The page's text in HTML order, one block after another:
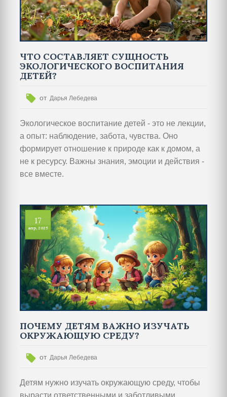
ЧТО СОСТАВЛЯЕТ СУЩНОСТЬ
ЭКОЛОГИЧЕСКОГО ВОСПИТАНИЯ
ДЕТЕЙ?
от Дарья Лебедева
Экологическое воспитание детей - это не лекции,
а опыт: наблюдение, забота, чувства. Оно
формирует отношение к природе как к домом, а
не к ресурсу. Важны знания, эмоции и действия -
все вместе.
17
апр, 2025
ПОЧЕМУ ДЕТЯМ ВАЖНО ИЗУЧАТЬ
ОКРУЖАЮЩУЮ СРЕДУ?
от Дарья Лебедева
Детям нужно изучать окружающую среду, чтобы